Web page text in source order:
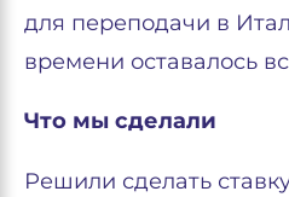
для переподачи в
времени оставалось
Что мы сделали
Решили сделать